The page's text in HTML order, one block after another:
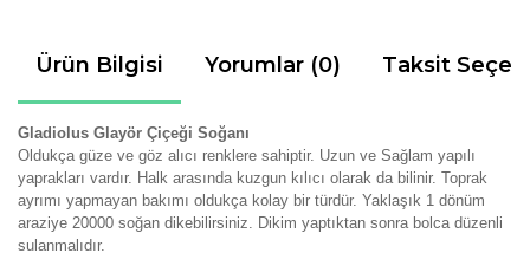
Ürün Bilgisi Yorumlar (0) Taksit
Gladiolus Glayör Çiçeği Soğanı
Oldukça güze ve göz alıcı renklere sahiptir. Uzun ve Sağlam yapılı
yaprakları vardır. Halk arasında kuzgun kılıcı olarak da bilinir. Toprak
ayrımı yapmayan bakımı oldukça kolay bir türdür. Yaklaşık 1 dönüm
araziye 20000 soğan dikebilirsiniz. Dikim yaptıktan sonra bolca düzenli
sulanmalıdır.